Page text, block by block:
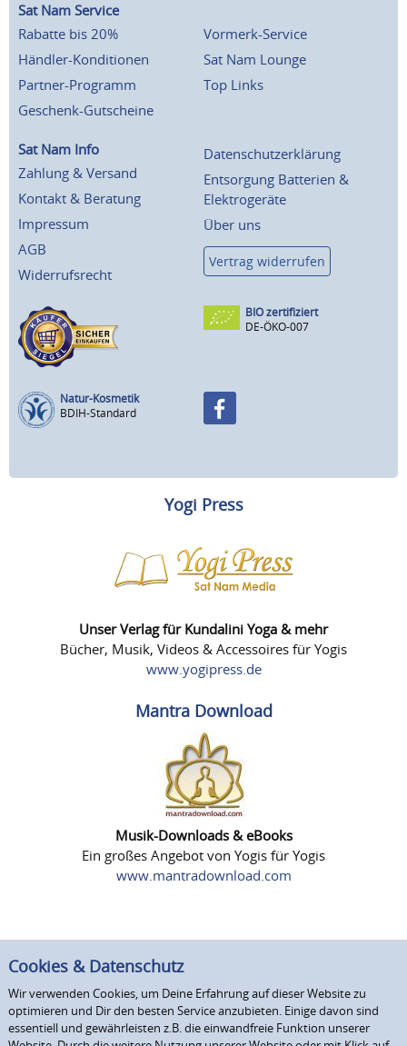
Sat Nam Service
Rabatte bis 20%
Händler-Konditionen
Partner-Programm
Geschenk-Gutscheine
Vormerk-Service
Sat Nam Lounge
Top Links
Sat Nam Info
Zahlung & Versand
Kontakt & Beratung
Impressum
AGB
Widerrufsrecht
Datenschutzerklärung
Entsorgung Batterien &
Elektrogeräte
Über uns
Vertrag widerrufen
BIO zertifiziert
DE-ÖKO-007
Natur-Kosmetik
BDIH-Standard
Yogi Press
Unser Verlag für Kundalini Yoga & mehr
Bücher, Musik, Videos & Accessoires für Yogis
www.yogipress.de
Mantra Download
Musik-Downloads & eBooks
Ein großes Angebot von Yogis für Yogis
www.mantradownload.com
Cookies & Datenschutz
Wir verwenden Cookies, um Deine Erfahrung auf dieser Website zu
optimieren und Dir den besten Service anzubieten. Einige davon sind
essentiell und gewährleisten z.B. die einwandfreie Funktion unserer